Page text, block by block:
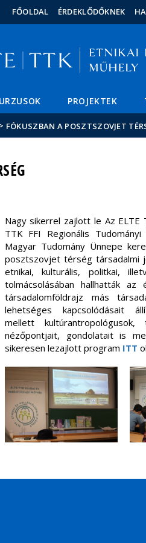
Hírek
Események
ELTE a
FŐOLDAL ÉRDEKLŐDŐKNEK
PROJEKTEK
> FÓKUSZBAN A POSZTSZOVJET
Nagy sikerrel zajlott le Az ELTE
TTK FFI Regionális
Magyar Tudomány Ünnepe
posztszovjet térség társadalmi
etnikai, kulturális, politkai,
tolmácsolásában hallhatták az
társadalomföldrajz más
lehetséges kapcsolódásait
mellett kultúrantropológusok,
nézőpontjait, gondolatait is
sikeresen lezajlott program ITT